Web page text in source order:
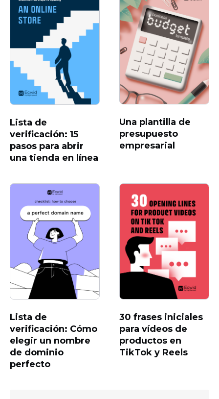
Lista de
verificación: 15
pasos para abrir
una tienda en línea
Una plantilla de
presupuesto
empresarial
Lista de
verificación: Cómo
elegir un nombre
de dominio
perfecto
30 frases iniciales
para vídeos de
productos en
TikTok y Reels